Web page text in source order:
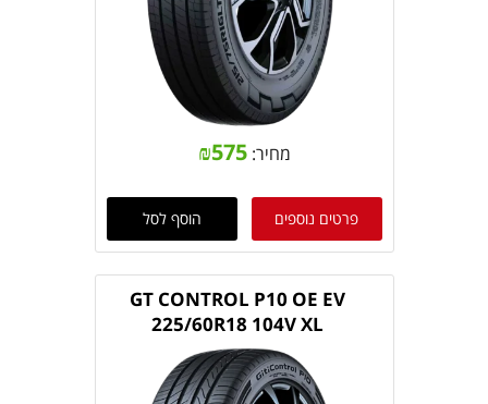
מחיר: ₪575
פרטים נוספים הוסף לסל
GT CONTROL P10 OE EV
225/60R18 104V XL